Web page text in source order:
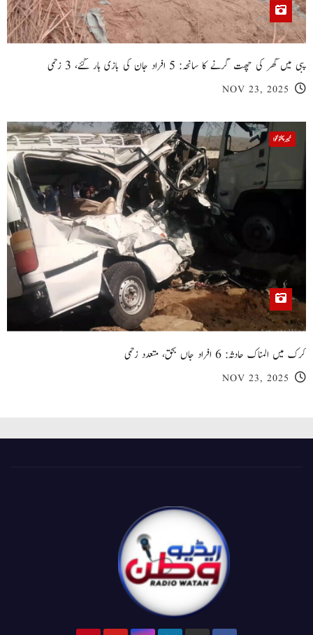
پبی میں گھر کی چھت گرنے کا سانحہ: 5 افراد جان کی بازی ہار گئے، 3 زخمی
NOV 23, 2025
خیبر پختونخوا
کرک میں المناک حادثہ: 6 افراد جاں بحق، متعدد زخمی
NOV 23, 2025